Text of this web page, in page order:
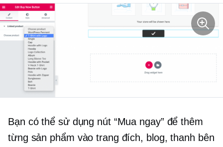
Bạn có thể sử dụng nút “Mua ngay” để thêm
từng sản phẩm vào trang đích, blog, thanh bên